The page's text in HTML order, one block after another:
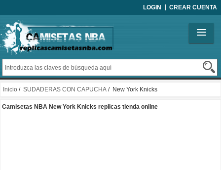
LOGIN CREAR CUENTA
Inicio / SUDADERAS CON CAPUCHA / New York Knicks
Camisetas NBA New York Knicks replicas tienda online